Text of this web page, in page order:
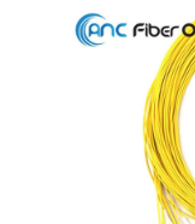
PRODUKTE